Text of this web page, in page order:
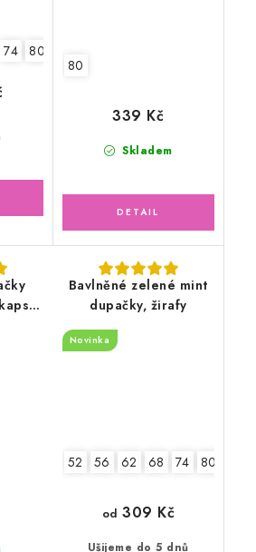
74 80
80
Skladem
339 Kč
Bavlněné zelené mint
dupačky, žirafy
Novinka
52 56 62 68 74 80
Ušijeme do 5 dnů
od 309 Kč